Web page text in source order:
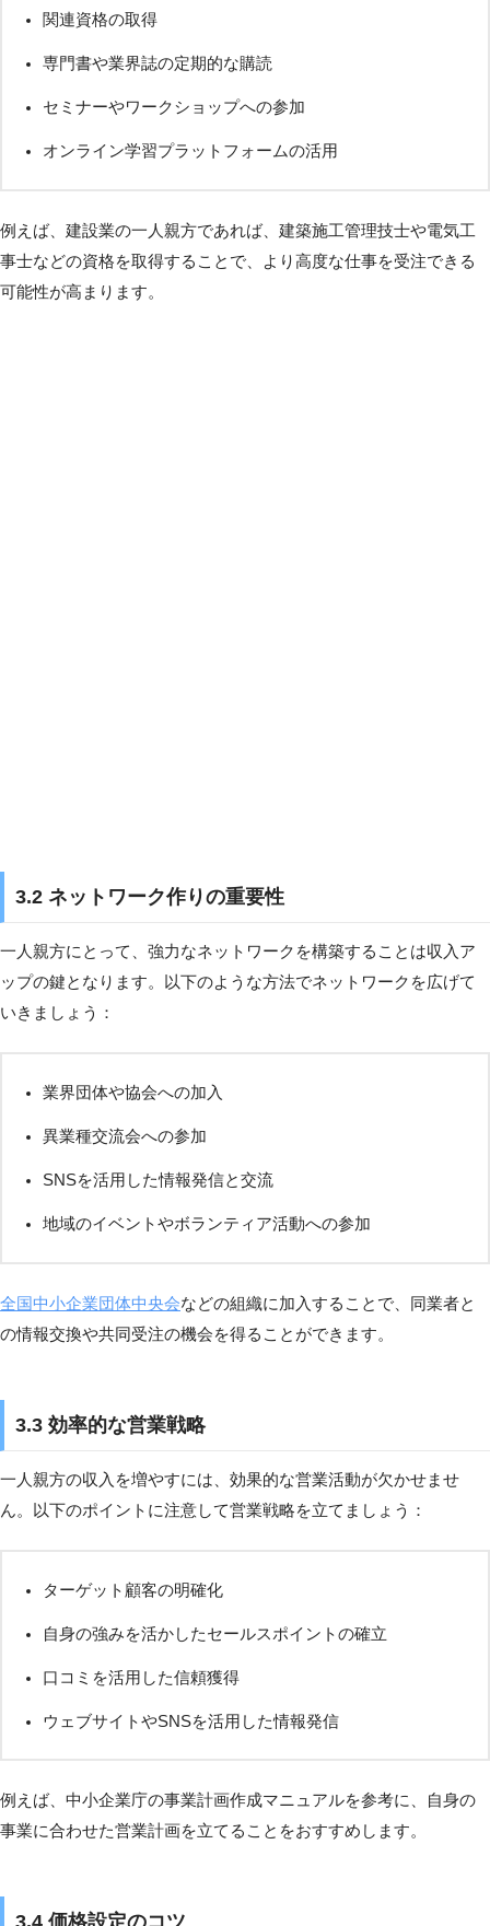
関連資格の取得
専門書や業界誌の定期的な購読
セミナーやワークショップへの参加
オンライン学習プラットフォームの活用
例えば、建設業の一人親方であれば、建築施工管理技士や電気工
事士などの資格を取得することで、より高度な仕事を受注できる
可能性が高まります。
3.2 ネットワーク作りの重要性
一人親方にとって、強力なネットワークを構築することは収入ア
ップの鍵となります。以下のような方法でネットワークを広げて
いきましょう：
業界団体や協会への加入
異業種交流会への参加
SNSを活用した情報発信と交流
地域のイベントやボランティア活動への参加
全国中小企業団体中央会などの組織に加入することで、同業者と
の情報交換や共同受注の機会を得ることができます。
3.3 効率的な営業戦略
一人親方の収入を増やすには、効果的な営業活動が欠かせませ
ん。以下のポイントに注意して営業戦略を立てましょう：
ターゲット顧客の明確化
自身の強みを活かしたセールスポイントの確立
口コミを活用した信頼獲得
ウェブサイトやSNSを活用した情報発信
例えば、中小企業庁の事業計画作成マニュアルを参考に、自身の
事業に合わせた営業計画を立てることをおすすめします。